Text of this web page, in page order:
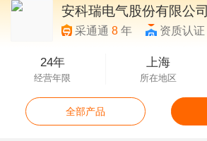
安科瑞电气股份有限公司
采通通8 年 资质认证
24年
经营年限
上海
所在地区
全部产品